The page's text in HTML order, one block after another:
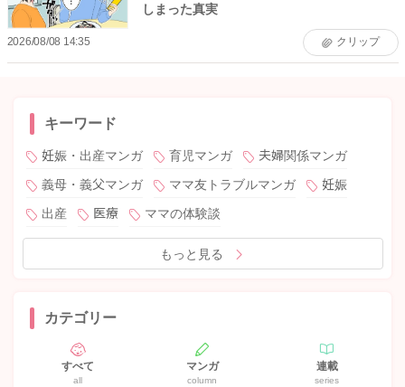
しまった真実
2026/08/08 14:35 クリップ
キーワード
妊娠・出産マンガ 育児マンガ
夫婦関係マンガ
義母・義父マンガ
ママ友トラブルマンガ
妊娠
出産
医療 ママの体験談
もっと見る
カテゴリー
すべて
all
マンガ
column
連載
series